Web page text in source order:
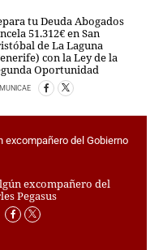
tu Deuda Abogados
51.312€ en San
de La Laguna
con la Ley de la
Oportunidad
excompañero del
Pegasus